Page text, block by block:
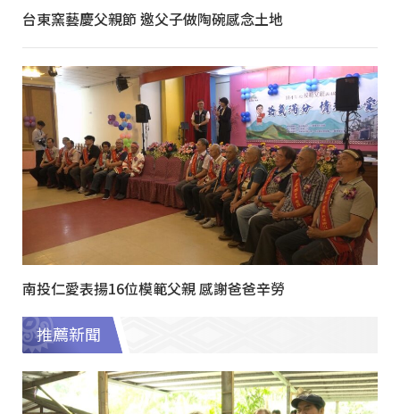
台東窯藝慶父親節 邀父子做陶碗感念土地
南投仁愛表揚16位模範父親 感謝爸爸辛勞
推薦新聞